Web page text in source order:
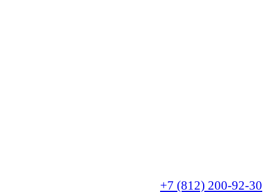
+7 (812) 200-92-30